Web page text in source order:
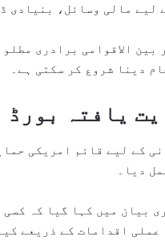
لیے مالی وسائل، بنیادی
بین الاقوامی برادری
دینا شروع کر سکتی ہے۔
یافتہ
کے لیے قائم امریکی
دیا۔
بیان میں کہا گیا کہ
اقدامات کے ذریعے